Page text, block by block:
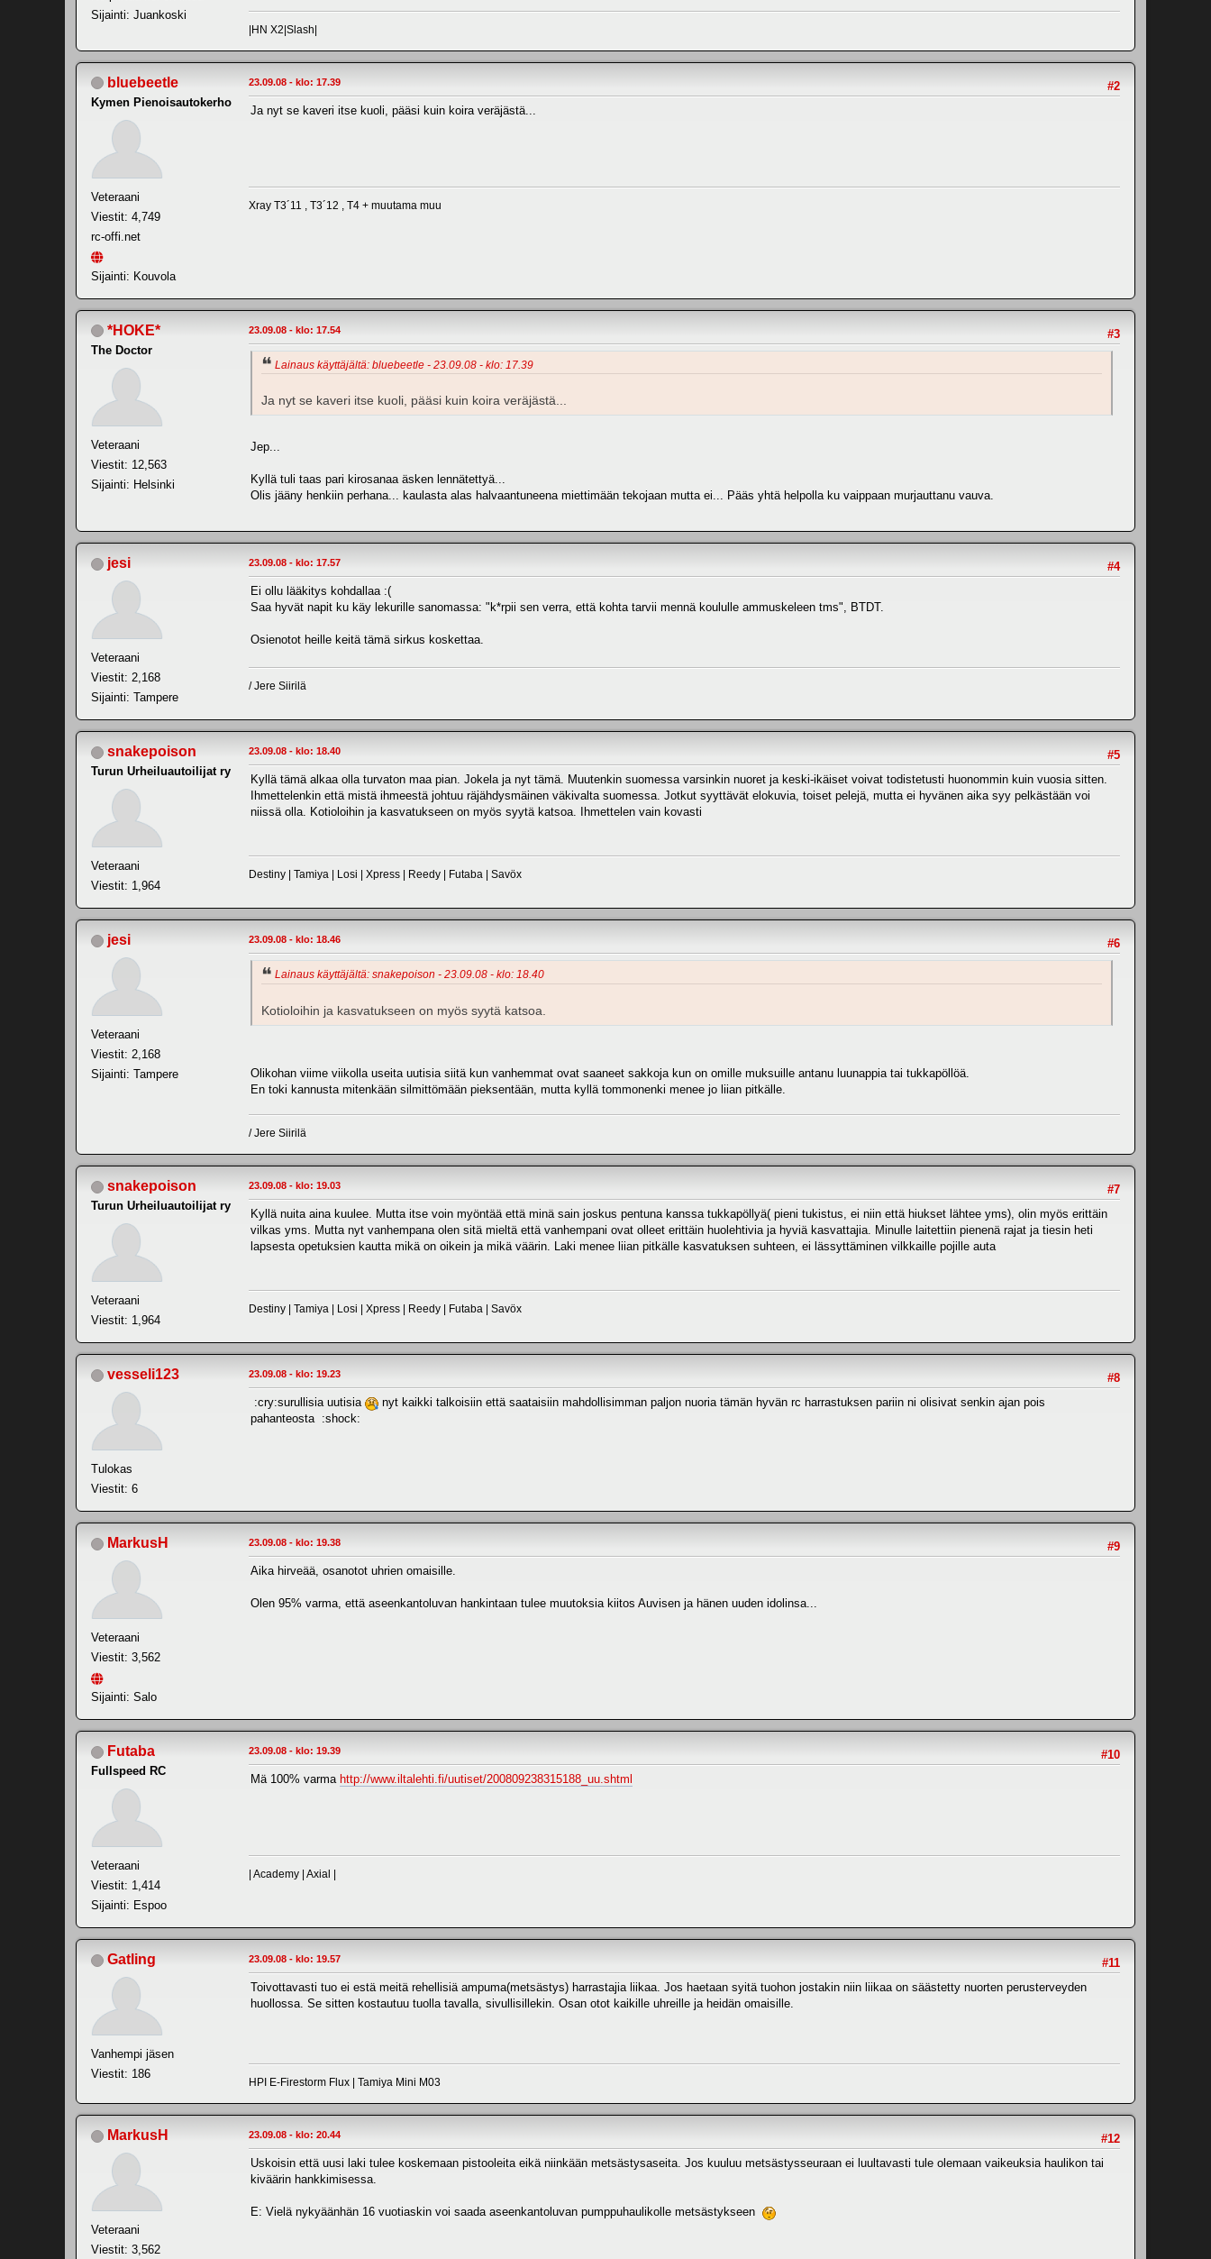
Sijainti: Juankoski
|HN X2|Slash|
bluebeetle
Kymen Pienoisautokerho
Veteraani
Viestit: 4,749
rc-offi.net
Sijainti: Kouvola
#2
23.09.08 - klo: 17.39
Ja nyt se kaveri itse kuoli, pääsi kuin koira veräjästä...
Xray T3´11 , T3´12 , T4 + muutama muu
*HOKE*
The Doctor
Veteraani
Viestit: 12,563
Sijainti: Helsinki
#3
23.09.08 - klo: 17.54
Lainaus käyttäjältä: bluebeetle - 23.09.08 - klo: 17.39
Ja nyt se kaveri itse kuoli, pääsi kuin koira veräjästä...
Jep...
Kyllä tuli taas pari kirosanaa äsken lennätettyä...
Olis jääny henkiin perhana... kaulasta alas halvaantuneena miettimään tekojaan mutta ei... Pääs yhtä helpolla ku vaippaan murjauttanu vauva.
jesi
Veteraani
Viestit: 2,168
Sijainti: Tampere
#4
23.09.08 - klo: 17.57
Ei ollu lääkitys kohdallaa :(
Saa hyvät napit ku käy lekurille sanomassa: "k*rpii sen verra, että kohta tarvii mennä koululle ammuskeleen tms", BTDT.
Osienotot heille keitä tämä sirkus koskettaa.
/ Jere Siirilä
snakepoison
Turun Urheiluautoilijat ry
Veteraani
Viestit: 1,964
#5
23.09.08 - klo: 18.40
Kyllä tämä alkaa olla turvaton maa pian. Jokela ja nyt tämä. Muutenkin suomessa varsinkin nuoret ja keski-ikäiset voivat todistetusti huonommin kuin vuosia sitten.
Ihmettelenkin että mistä ihmeestä johtuu räjähdysmäinen väkivalta suomessa. Jotkut syyttävät elokuvia, toiset pelejä, mutta ei hyvänen aika syy pelkästään voi
niissä olla. Kotioloihin ja kasvatukseen on myös syytä katsoa. Ihmettelen vain kovasti
Destiny | Tamiya | Losi | Xpress | Reedy | Futaba | Savöx
jesi
Veteraani
Viestit: 2,168
Sijainti: Tampere
#6
23.09.08 - klo: 18.46
Lainaus käyttäjältä: snakepoison - 23.09.08 - klo: 18.40
Kotioloihin ja kasvatukseen on myös syytä katsoa.
Olikohan viime viikolla useita uutisia siitä kun vanhemmat ovat saaneet sakkoja kun on omille muksuille antanu luunappia tai tukkapöllöä.
En toki kannusta mitenkään silmittömään pieksentään, mutta kyllä tommonenki menee jo liian pitkälle.
/ Jere Siirilä
snakepoison
Turun Urheiluautoilijat ry
Veteraani
Viestit: 1,964
#7
23.09.08 - klo: 19.03
Kyllä nuita aina kuulee. Mutta itse voin myöntää että minä sain joskus pentuna kanssa tukkapöllyä( pieni tukistus, ei niin että hiukset lähtee yms), olin myös erittäin
vilkas yms. Mutta nyt vanhempana olen sitä mieltä että vanhempani ovat olleet erittäin huolehtivia ja hyviä kasvattajia. Minulle laitettiin pienenä rajat ja tiesin heti
lapsesta opetuksien kautta mikä on oikein ja mikä väärin. Laki menee liian pitkälle kasvatuksen suhteen, ei lässyttäminen vilkkaille pojille auta
Destiny | Tamiya | Losi | Xpress | Reedy | Futaba | Savöx
vesseli123
Tulokas
Viestit: 6
#8
23.09.08 - klo: 19.23
:cry:surullisia uutisia
nyt kaikki talkoisiin että saataisiin mahdollisimman paljon nuoria tämän hyvän rc harrastuksen pariin ni olisivat senkin ajan pois
pahanteosta :shock:
MarkusH
Veteraani
Viestit: 3,562
Sijainti: Salo
#9
23.09.08 - klo: 19.38
Aika hirveää, osanotot uhrien omaisille.
Olen 95% varma, että aseenkantoluvan hankintaan tulee muutoksia kiitos Auvisen ja hänen uuden idolinsa...
Futaba
Fullspeed RC
Veteraani
Viestit: 1,414
Sijainti: Espoo
#10
23.09.08 - klo: 19.39
Mä 100% varma http://www.iltalehti.fi/uutiset/200809238315188_uu.shtml
| Academy | Axial |
Gatling
Vanhempi jäsen
Viestit: 186
#11
23.09.08 - klo: 19.57
Toivottavasti tuo ei estä meitä rehellisiä ampuma(metsästys) harrastajia liikaa. Jos haetaan syitä tuohon jostakin niin liikaa on säästetty nuorten perusterveyden
huollossa. Se sitten kostautuu tuolla tavalla, sivullisillekin. Osan otot kaikille uhreille ja heidän omaisille.
HPI E-Firestorm Flux | Tamiya Mini M03
MarkusH
Veteraani
Viestit: 3,562
#12
23.09.08 - klo: 20.44
Uskoisin että uusi laki tulee koskemaan pistooleita eikä niinkään metsästysaseita. Jos kuuluu metsästysseuraan ei luultavasti tule olemaan vaikeuksia haulikon tai
kiväärin hankkimisessa.
E: Vielä nykyäänhän 16 vuotiaskin voi saada aseenkantoluvan pumppuhaulikolle metsästykseen